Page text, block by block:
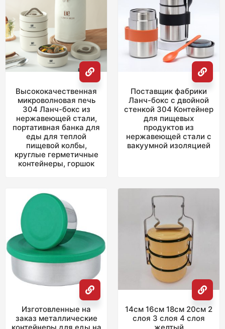
Высококачественная
микроволновая печь
304 Ланч-бокс из
нержавеющей стали,
портативная банка для
еды для теплой
пищевой колбы,
круглые герметичные
контейнеры, горшок
Поставщик фабрики
Ланч-бокс с двойной
стенкой 304 Контейнер
для пищевых
продуктов из
нержавеющей стали с
вакуумной изоляцией
Изготовленные на
заказ металлические
14см 16см 18см 20см 2
слоя 3 слоя 4 слоя